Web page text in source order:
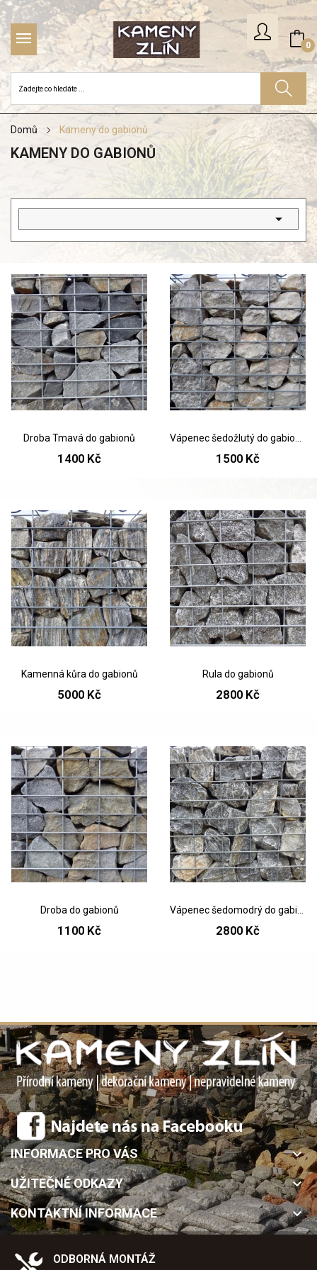
0
Domů Kameny do gabionů
KAMENY DO GABIONŮ

Droba Tmavá do gabionů
1400 Kč 1500 Kč
Kamenná kůra do gabionů
5000 Kč
Rula do gabionů
2800 Kč
Droba do gabionů
1100 Kč 2800 Kč
INFORMACE PRO VÁS keyboard_arrow_down
UŽITEČNÉ ODKAZY keyboard_arrow_down
KONTAKTNÍ INFORMACE keyboard_arrow_down
ODBORNÁ MONTÁŽ